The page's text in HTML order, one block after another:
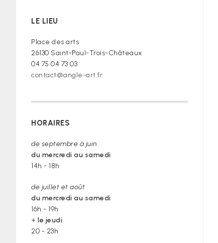
de
LE LIEU
Place des arts
26130 Saint-Paul-Trois-Châteaux
04 75 04 73 03
contact@angle-art.fr
HORAIRES
de septembre à juin
du mercredi au samedi
14h - 18h
de juillet et août
du mercredi au samedi
16h - 19h
+ le jeudi
20 - 23h